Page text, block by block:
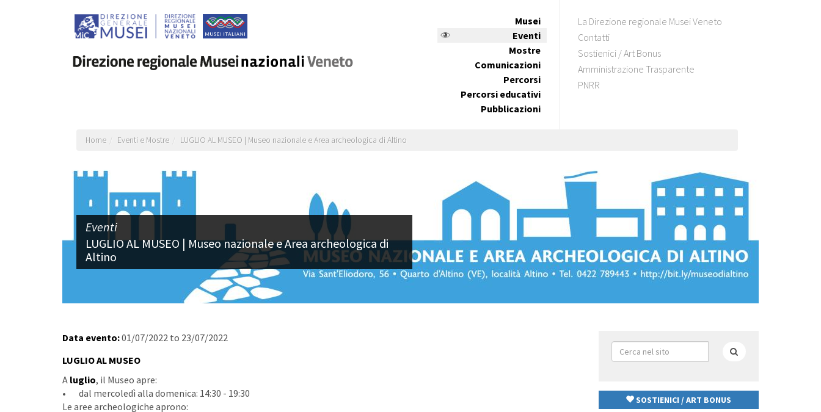
Musei
Eventi
Mostre
Comunicazioni
Percorsi
Percorsi educativi
Pubblicazioni
La Direzione regionale Musei Veneto
Contatti
Sostienici / Art Bonus
Amministrazione Trasparente
PNRR
Home Eventi e Mostre LUGLIO AL MUSEO | Museo nazionale e Area archeologica di Altino
Eventi
LUGLIO AL MUSEO | Museo nazionale e Area archeologica di
Altino
Data evento:01/07/2022 to 23/07/2022
LUGLIO AL MUSEO
A luglio, il Museo apre:
• dal mercoledì alla domenica: 14:30 - 19:30
Le aree archeologiche aprono:
Form
di
SOSTIENICI / ART BONUS